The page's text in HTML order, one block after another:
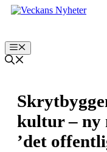
Hoppa
Meny
kultur – ny
’det